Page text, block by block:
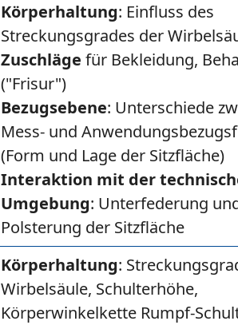
Körperhaltung: Einfluss des
Streckungsgrades der
Zuschläge für Bekleidung,
("Frisur")
Bezugsebene: Unterschiede
Mess- und
(Form und Lage der Sitzfläche)
Interaktion mit der
Umgebung: Unterfederung
Polsterung der Sitzfläche
Körperhaltung:
Wirbelsäule, Schulterhöhe,
Körperwinkelkette Rumpf-